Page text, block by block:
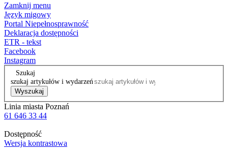
Zamknij menu
Język migowy
Portal Niepełnosprawność
Deklaracja dostępności
ETR - tekst
Facebook
Instagram
Szukaj
szukaj artykułów i wydarzeń
Wyszukaj
Linia miasta Poznań
61 646 33 44
Dostępność
Wersja kontrastowa